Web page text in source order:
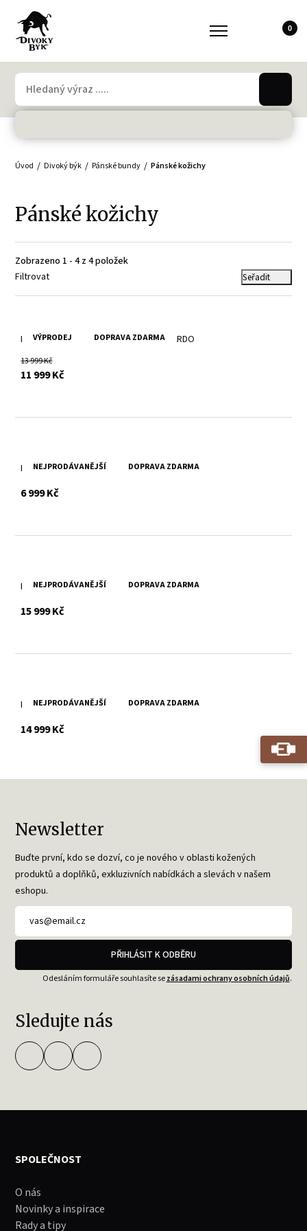
0
Úvod Divoký býk Pánské bundy Pánské kožichy
Pánské kožichy
Zobrazeno 1 - 4 z 4 položek
Filtrovat
Seřadit
VÝPRODEJ DOPRAVA ZDARMA
Pánská kožešinová bunda-kožich EDUARDO
13 999 Kč
11 999 Kčs DPH
NEJPRODÁVANĚJŠÍ DOPRAVA ZDARMA
Pánská kožešinová pilotka Anchorage
6 999 Kčs DPH
NEJPRODÁVANĚJŠÍ DOPRAVA ZDARMA
Pánská hnědá kožešinová pilotka JACK
15 999 Kčs DPH
NEJPRODÁVANĚJŠÍ DOPRAVA ZDARMA
Pánská hnědá kožešinová pilotka BORYS
14 999 Kčs DPH
Newsletter
Buďte první, kdo se dozví, co je nového v oblasti kožených
produktů a doplňků, exkluzivních nabídkách a slevách v našem
eshopu.
PŘIHLÁSIT K ODBĚRU
Odesláním formuláře souhlasíte sezásadami ochrany osobních údajů.
Sledujte nás
SPOLEČNOST
O nás
Novinky a inspirace
Rady a tipy